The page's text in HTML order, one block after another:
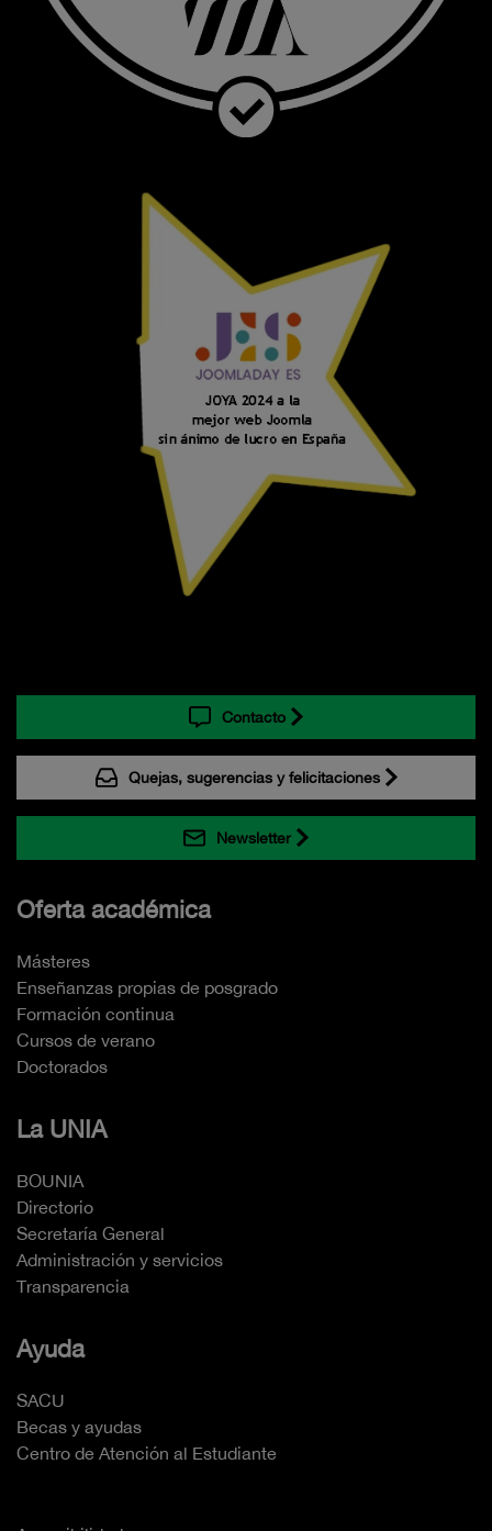
Contacto
Quejas, sugerencias y felicitaciones
Newsletter
Oferta académica
Másteres
Enseñanzas propias de posgrado
Formación continua
Cursos de verano
Doctorados
La UNIA
BOUNIA
Directorio
Secretaría General
Administración y servicios
Transparencia
Ayuda
SACU
Becas y ayudas
Centro de Atención al Estudiante